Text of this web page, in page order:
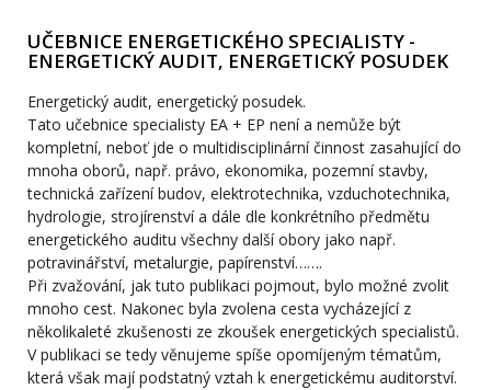
UČEBNICE ENERGETICKÉHO SPECIALISTY -
ENERGETICKÝ AUDIT, ENERGETICKÝ POSUDEK
Energetický audit, energetický posudek.
Tato učebnice specialisty EA + EP není a nemůže být
kompletní, neboť jde o multidisciplinární činnost zasahující do
mnoha oborů, např. právo, ekonomika, pozemní stavby,
technická zařízení budov, elektrotechnika, vzduchotechnika,
hydrologie, strojírenství a dále dle konkrétního předmětu
energetického auditu všechny další obory jako např.
potravinářství, metalurgie, papírenství…….
Při zvažování, jak tuto publikaci pojmout, bylo možné zvolit
mnoho cest. Nakonec byla zvolena cesta vycházející z
několikaleté zkušenosti ze zkoušek energetických specialistů.
V publikaci se tedy věnujeme spíše opomíjeným tématům,
která však mají podstatný vztah k energetickému auditorství.